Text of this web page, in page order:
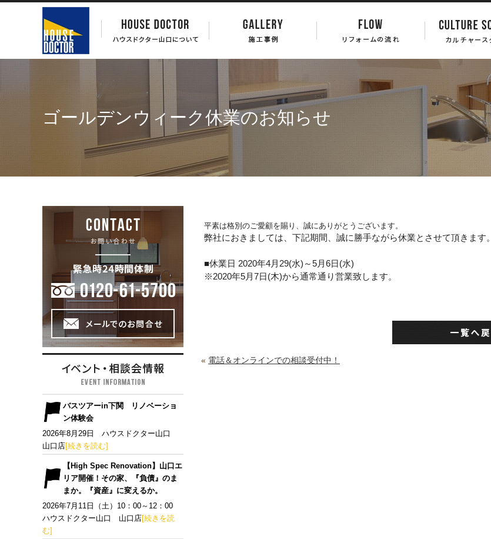
ゴールデンウィーク休業のお知らせ
平素は格別のご愛顧を賜り、誠にありがとうございます。
弊社におきましては、下記期間、誠に勝手ながら休業とさせて頂きます。
■休業日 2020年4月29(水)～5月6日(水)
※2020年5月7日(木)から通常通り営業致します。
« 電話＆オンラインでの相談受付中！
バスツアーin下関 リノベーショ
ン体験会
2026年8月29日 ハウスドクター山口
山口店[続きを読む]
【High Spec Renovation】山口エ
リア開催！その家、『負債』のま
まか。『資産』に変えるか。
2026年7月11日（土）10：00～12：00
ハウスドクター山口 山口店[続きを読
む]